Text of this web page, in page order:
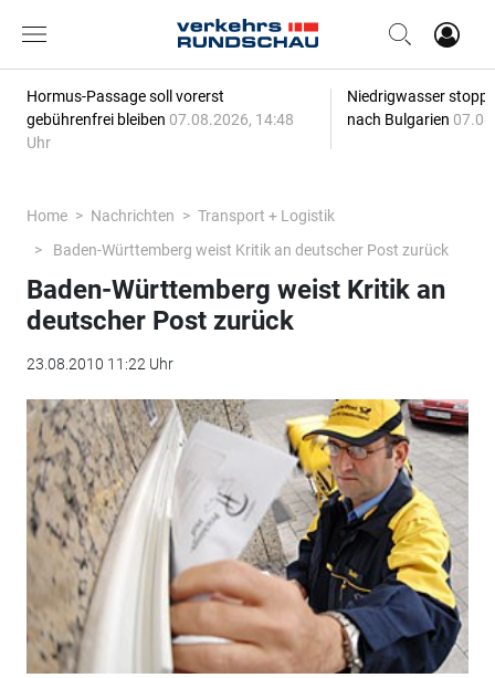
Hormus-Passage soll vorerst
gebührenfrei bleiben 07.08.2026, 14:48
Uhr
Niedrigwasser
nach Bulgarien
Home Nachrichten
Transport + Logistik
Baden-Württemberg weist Kritik an deutscher Post zurück
Baden-Württemberg weist Kritik an
deutscher Post zurück
23.08.2010 11:22 Uhr